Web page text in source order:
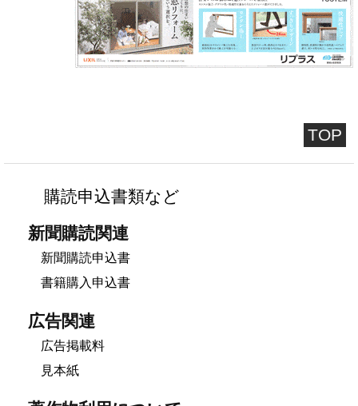
TOP
購読申込書類など
新聞購読関連
新聞購読申込書
書籍購入申込書
広告関連
広告掲載料
見本紙